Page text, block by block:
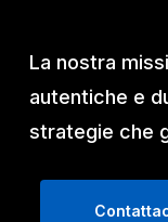
La nostra
autentiche e
strategie che